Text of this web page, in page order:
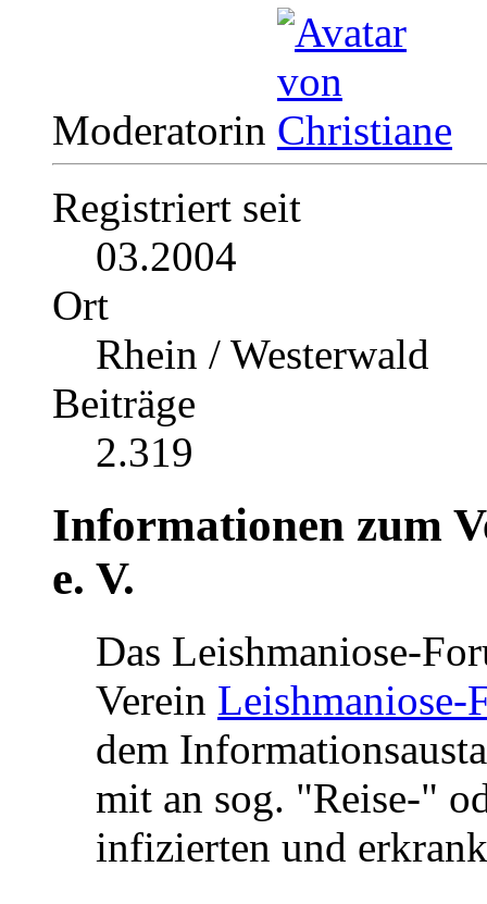
Moderatorin
Registriert seit
03.2004
Ort
Rhein / Westerwald
Beiträge
2.319
Informationen zum
e. V.
Das Leishmaniose-
Verein Leishmaniose-
dem
mit an sog. "Reise-"
infizierten und